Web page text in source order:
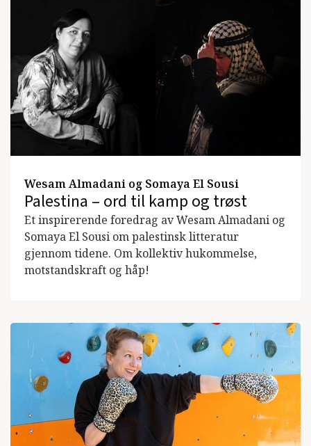
Wesam Almadani og Somaya El Sousi
Palestina – ord til kamp og trøst
Et inspirerende foredrag av Wesam Almadani og
Somaya El Sousi om palestinsk litteratur
gjennom tidene. Om kollektiv hukommelse,
motstandskraft og håp!